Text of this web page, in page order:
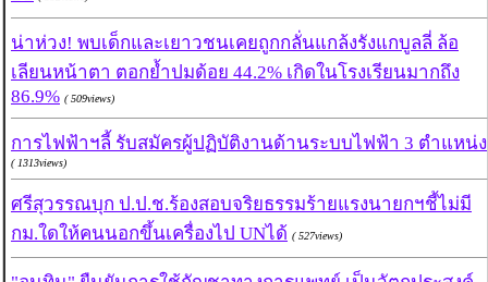
น่าห่วง! พบเด็กและเยาวชนเคยถูกกลั่นแกล้งรังแกบูลลี่ ล้อ
เลียนหน้าตา ตอกย้ำปมด้อย 44.2% เกิดในโรงเรียนมากถึง
86.9% ( 509views)
การไฟฟ้าฯลี้ รับสมัครผู้ปฏิบัติงานด้านระบบไฟฟ้า 3 ตำแหน่ง
( 1313views)
ศรีสุวรรณบุก ป.ป.ช.ร้องสอบจริยธรรมร้ายแรงนายกฯชี้ไม่มี
กม.ใดให้คนนอกขึ้นเครื่องไป UNได้ ( 527views)